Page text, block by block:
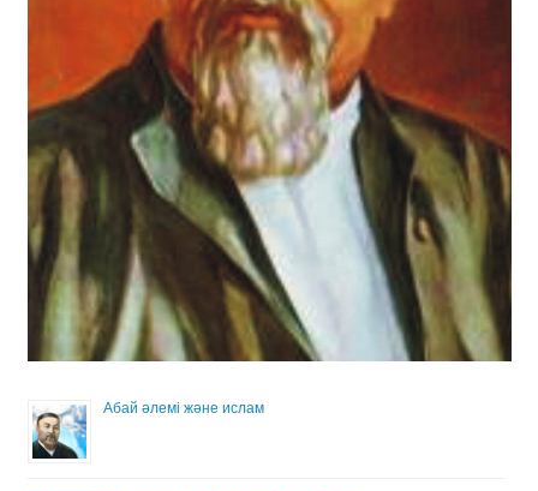
Абай әлемі және ислам